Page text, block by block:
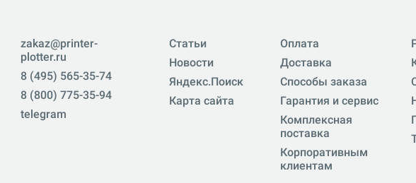
zakaz@printer-
plotter.ru
8 (495) 565-35-74
8 (800) 775-35-94
telegram
Статьи
Новости
Яндекс.Поиск
Карта сайта
Оплата
Доставка
Способы заказа
Гарантия и сервис
Комплексная
поставка
Корпоративным
клиентам